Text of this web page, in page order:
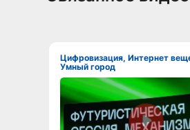
Цифровизация, Интернет вещей,
Умный город